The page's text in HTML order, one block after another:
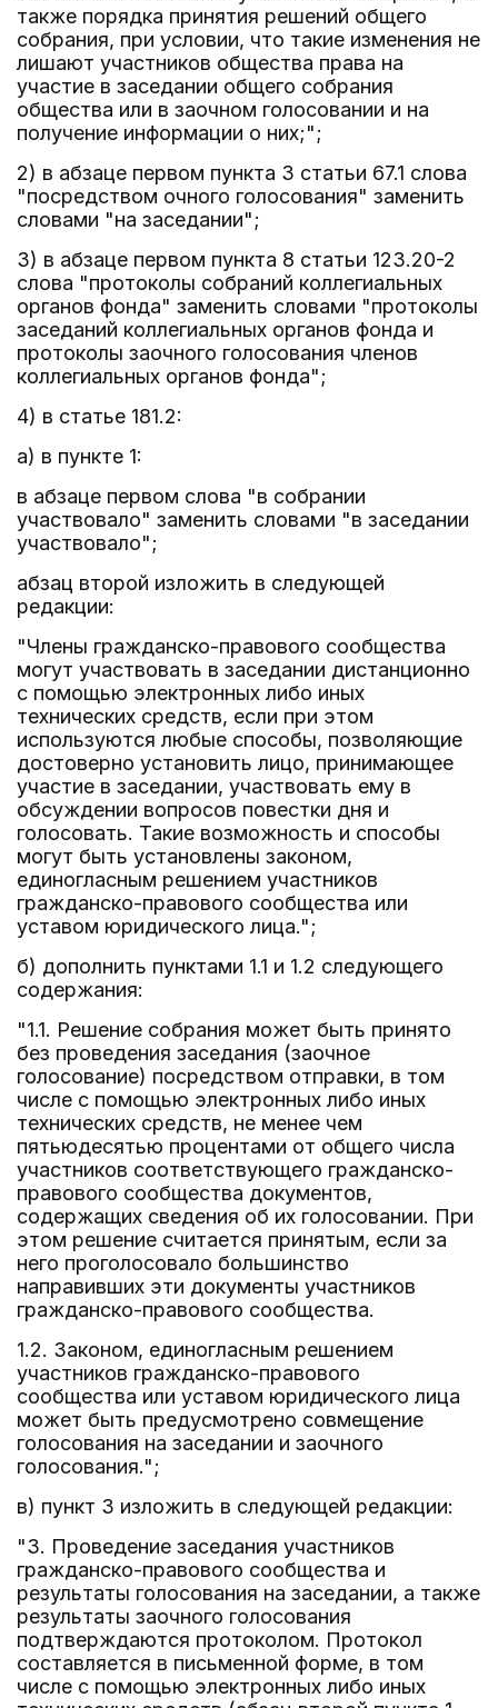
также порядка принятия решений общего
собрания, при условии, что такие изменения не
лишают участников общества права на
участие в заседании общего собрания
общества или в заочном голосовании и на
получение информации о них;";
2) в абзаце первом пункта 3 статьи 67.1 слова
"посредством очного голосования" заменить
словами "на заседании";
3) в абзаце первом пункта 8 статьи 123.20-2
слова "протоколы собраний коллегиальных
органов фонда" заменить словами "протоколы
заседаний коллегиальных органов фонда и
протоколы заочного голосования членов
коллегиальных органов фонда";
4) в статье 181.2:
а) в пункте 1:
в абзаце первом слова "в собрании
участвовало" заменить словами "в заседании
участвовало";
абзац второй изложить в следующей
редакции:
"Члены гражданско-правового сообщества
могут участвовать в заседании дистанционно
с помощью электронных либо иных
технических средств, если при этом
используются любые способы, позволяющие
достоверно установить лицо, принимающее
участие в заседании, участвовать ему в
обсуждении вопросов повестки дня и
голосовать. Такие возможность и способы
могут быть установлены законом,
единогласным решением участников
гражданско-правового сообщества или
уставом юридического лица.";
б) дополнить пунктами 1.1 и 1.2 следующего
содержания:
"1.1. Решение собрания может быть принято
без проведения заседания (заочное
голосование) посредством отправки, в том
числе с помощью электронных либо иных
технических средств, не менее чем
пятьюдесятью процентами от общего числа
участников соответствующего гражданско-
правового сообщества документов,
содержащих сведения об их голосовании. При
этом решение считается принятым, если за
него проголосовало большинство
направивших эти документы участников
гражданско-правового сообщества.
1.2. Законом, единогласным решением
участников гражданско-правового
сообщества или уставом юридического лица
может быть предусмотрено совмещение
голосования на заседании и заочного
голосования.";
в) пункт 3 изложить в следующей редакции:
"3. Проведение заседания участников
гражданско-правового сообщества и
результаты голосования на заседании, а также
результаты заочного голосования
подтверждаются протоколом. Протокол
составляется в письменной форме, в том
числе с помощью электронных либо иных